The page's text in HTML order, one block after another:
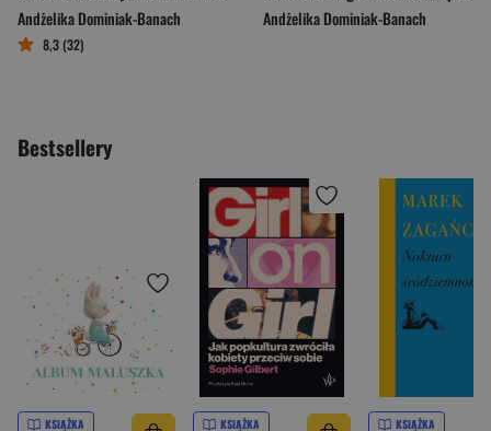
Andżelika Dominiak-Banach
8,3 (32)
Andżelika Dominiak-Banach
Bestsellery
KSIĄŻKA KSIĄŻKA KSIĄŻKA